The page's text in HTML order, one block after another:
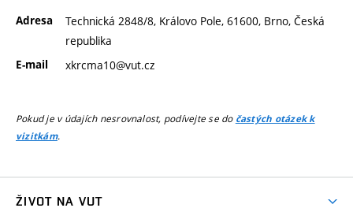
Adresa
Technická 2848/8, Královo Pole, 61600, Brno, Česká
republika
E-mail xkrcma10@vut.cz
Pokud je v údajích nesrovnalost, podívejte se do častých otázek k
vizitkám.
ŽIVOT NA VUT